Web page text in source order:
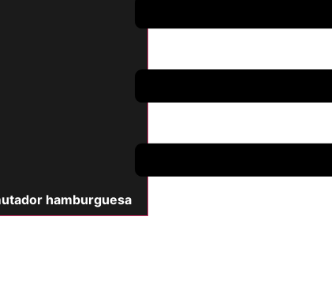
hamburguesa